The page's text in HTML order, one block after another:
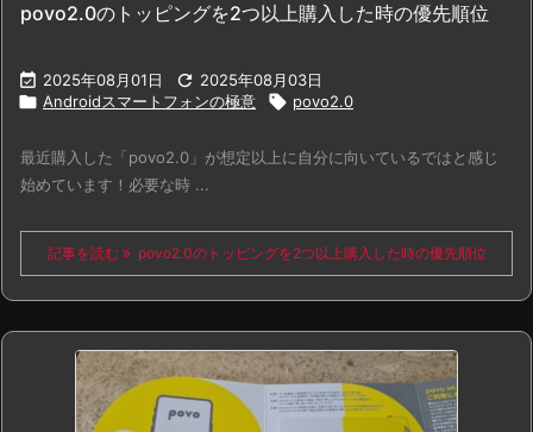
povo2.0のトッピングを2つ以上購入した時の優先順位
 2025年08月01日  2025年08月03日
 Androidスマートフォンの極意  povo2.0
最近購入した「povo2.0」が想定以上に自分に向いているではと感じ
始めています！必要な時 ...
記事を読む povo2.0のトッピングを2つ以上購入した時の優先順位